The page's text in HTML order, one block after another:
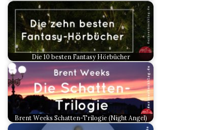
Die 10 besten Fantasy Hörbücher
Brent Weeks Schatten-Trilogie (Night Angel)